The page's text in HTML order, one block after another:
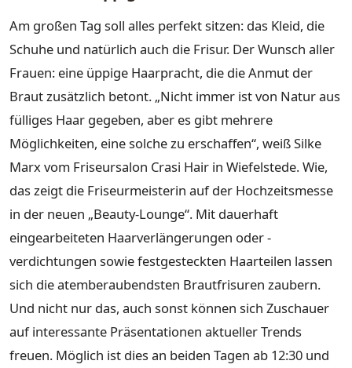
Am großen Tag soll alles perfekt sitzen: das Kleid, die
Schuhe und natürlich auch die Frisur. Der Wunsch aller
Frauen: eine üppige Haarpracht, die die Anmut der
Braut zusätzlich betont. „Nicht immer ist von Natur aus
fülliges Haar gegeben, aber es gibt mehrere
Möglichkeiten, eine solche zu erschaffen“, weiß Silke
Marx vom Friseursalon Crasi Hair in Wiefelstede. Wie,
das zeigt die Friseurmeisterin auf der Hochzeitsmesse
in der neuen „Beauty-Lounge“. Mit dauerhaft
eingearbeiteten Haarverlängerungen oder -
verdichtungen sowie festgesteckten Haarteilen lassen
sich die atemberaubendsten Brautfrisuren zaubern.
Und nicht nur das, auch sonst können sich Zuschauer
auf interessante Präsentationen aktueller Trends
freuen. Möglich ist dies an beiden Tagen ab 12:30 und